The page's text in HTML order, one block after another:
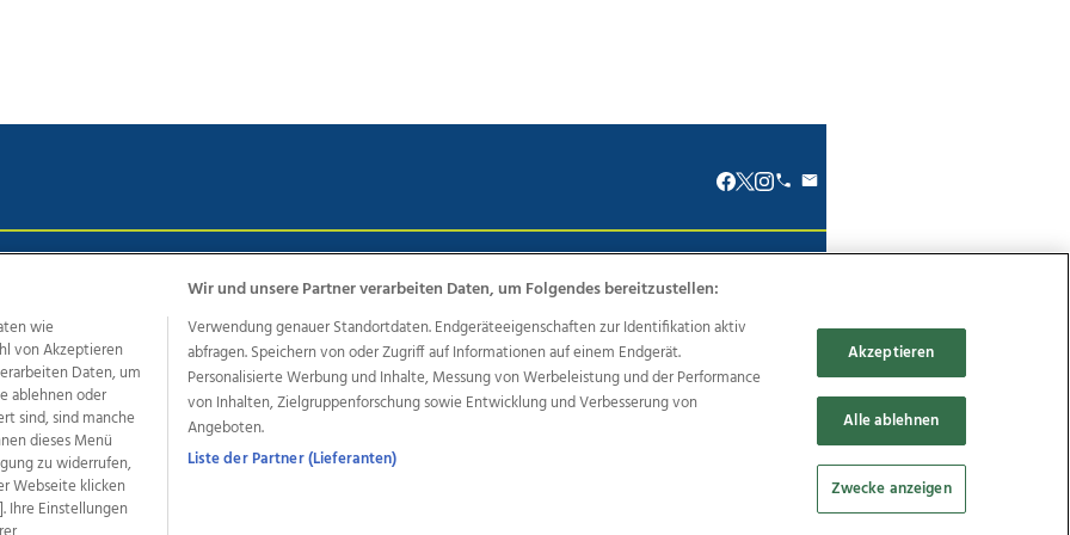
AGB Anzeigekunden AGB Website Ehrenkodex Politische Werbung
Angebote des Medienhauses Wimmer
OÖNachrichten OÖN Immobilien OÖN Karriere OÖN Reise
Promenaden Galerien
wasistlos.at wirtrauern.at
wie
von Akzeptieren
Daten, um
ablehnen oder
sind, sind manche
dieses Menü
zu widerrufen,
Webseite klicken
Ihre Einstellungen
Wir und unsere Partner verarbeiten Daten, um Folgendes bereitzustellen:
Verwendung genauer Standortdaten. Endgeräteeigenschaften zur Identifikation aktiv
abfragen. Speichern von oder Zugriff auf Informationen auf einem Endgerät.
Personalisierte Werbung und Inhalte, Messung von Werbeleistung und der Performance
von Inhalten, Zielgruppenforschung sowie Entwicklung und Verbesserung von
Angeboten.
Liste der Partner (Lieferanten)
Akzeptieren
Alle ablehnen
Zwecke anzeigen